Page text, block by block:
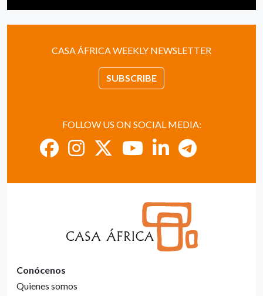
CASA ÁFRICA WEEKLY NEWSLETTER
SUBSCRIBE
FOLLOW US ON SOCIAL MEDIA:
Conócenos
Quienes somos